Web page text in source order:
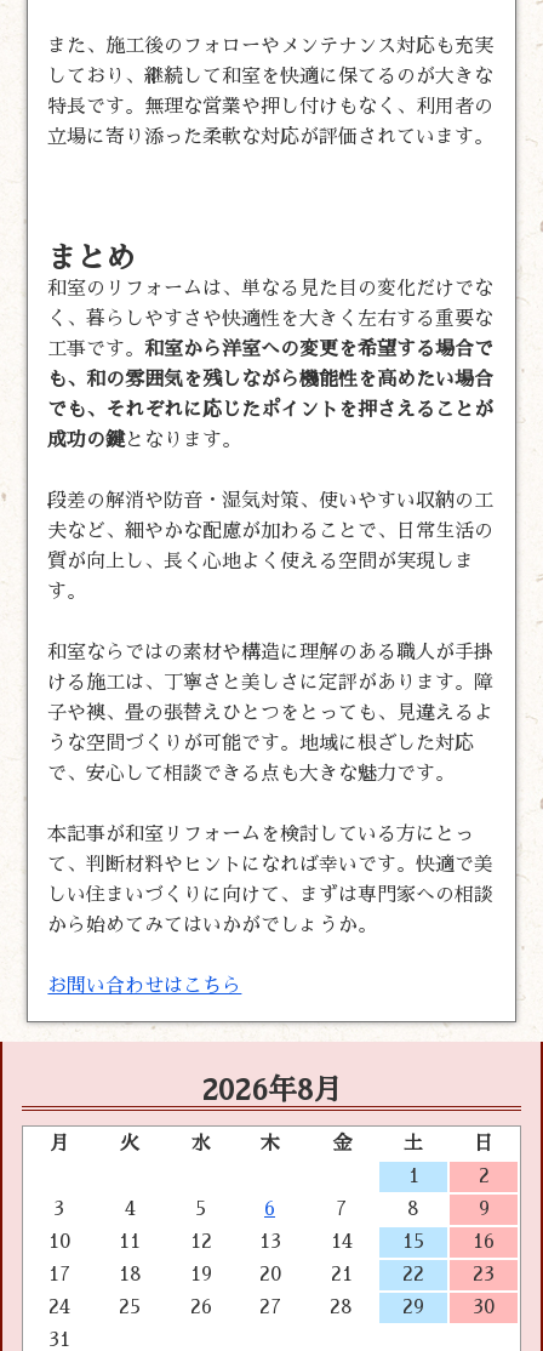
また、施工後のフォローやメンテナンス対応も充実
しており、継続して和室を快適に保てるのが大きな
特長です。無理な営業や押し付けもなく、利用者の
立場に寄り添った柔軟な対応が評価されています。
まとめ
和室のリフォームは、単なる見た目の変化だけでな
く、暮らしやすさや快適性を大きく左右する重要な
工事です。和室から洋室への変更を希望する場合で
も、和の雰囲気を残しながら機能性を高めたい場合
でも、それぞれに応じたポイントを押さえることが
成功の鍵となります。
段差の解消や防音・湿気対策、使いやすい収納の工
夫など、細やかな配慮が加わることで、日常生活の
質が向上し、長く心地よく使える空間が実現しま
す。
和室ならではの素材や構造に理解のある職人が手掛
ける施工は、丁寧さと美しさに定評があります。障
子や襖、畳の張替えひとつをとっても、見違えるよ
うな空間づくりが可能です。地域に根ざした対応
で、安心して相談できる点も大きな魅力です。
本記事が和室リフォームを検討している方にとっ
て、判断材料やヒントになれば幸いです。快適で美
しい住まいづくりに向けて、まずは専門家への相談
から始めてみてはいかがでしょうか。
お問い合わせはこちら
2026年8月
月 火 水 木 金 土
日
1
2
3
4 5 6 7 8
9
10
11 12 13 14 15
16
17
18 19 20 21 22
23
24
25 26 27 28 29
30
31